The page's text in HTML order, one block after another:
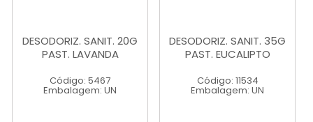
DESODORIZ. SANIT. 20G
PAST. LAVANDA
Código: 5467
Embalagem: UN
DESODORIZ. SANIT. 35G
PAST. EUCALIPTO
Código: 11534
Embalagem: UN